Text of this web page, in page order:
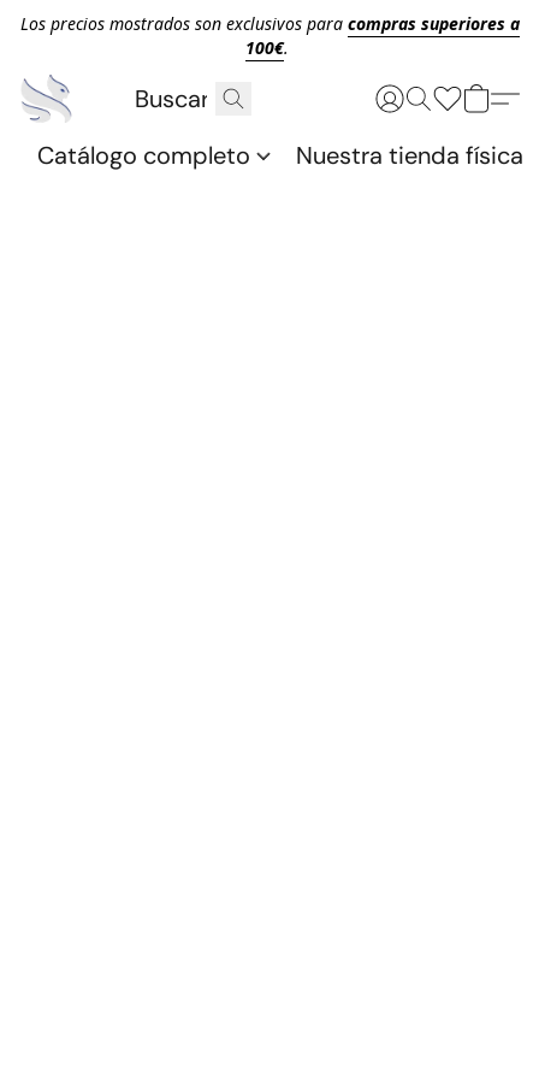
Los precios mostrados son exclusivos para compras superiores a
100€.
Catálogo completo Nuestra tienda física